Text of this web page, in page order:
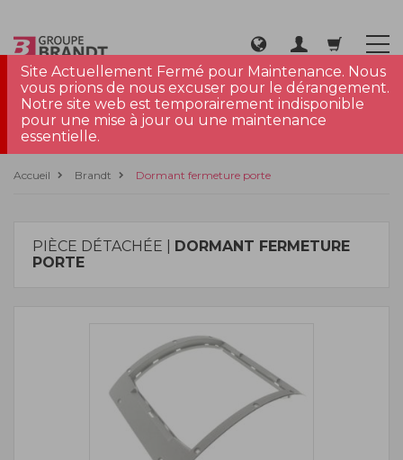
Site Actuellement Fermé pour Maintenance. Nous
vous prions de nous excuser pour le dérangement.
Notre site web est temporairement indisponible
pour une mise à jour ou une maintenance
essentielle.
Accueil Brandt Dormant fermeture porte
PIÈCE DÉTACHÉE | DORMANT FERMETURE
PORTE